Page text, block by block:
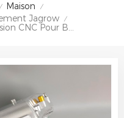
/ Maison /
Jagrow /
Collecteur D&#39;admission CNC Pour BMW M2 M3 M4 G8X S58